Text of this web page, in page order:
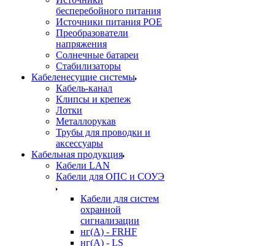
бесперебойного питания
Источники питания POE
Преобразователи
напряжения
Солнечные батареи
Стабилизаторы
Кабеленесущие системы
Кабель-канал
Клипсы и крепеж
Лотки
Металлорукав
Трубы для проводки и
аксессуары
Кабельная продукция
Кабели LAN
Кабели для ОПС и СОУЭ
Кабели для систем
охранной
сигнализации
нг(A) - FRHF
нг(A) - LS